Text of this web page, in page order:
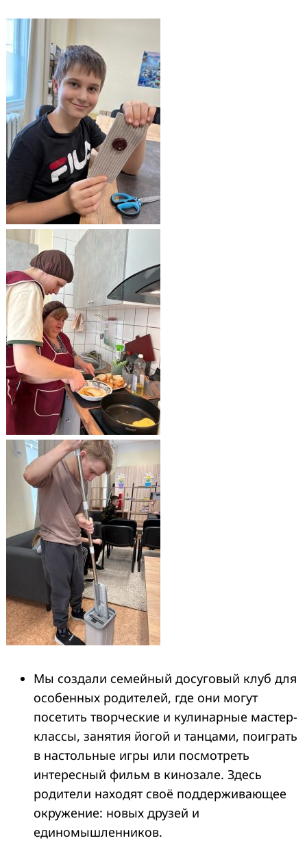
Мы создали семейный досуговый клуб для
особенных родителей, где они могут
посетить творческие и кулинарные мастер-
классы, занятия йогой и танцами, поиграть
в настольные игры или посмотреть
интересный фильм в кинозале. Здесь
родители находят своё поддерживающее
окружение: новых друзей и
единомышленников.